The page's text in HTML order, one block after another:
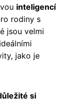
inteligencí
rodiny s
jsou velmi
jako je
si